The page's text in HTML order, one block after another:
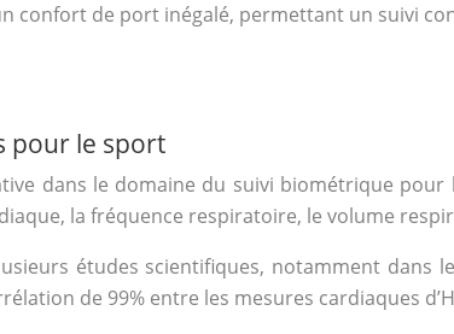
confort de port inégalé, permettant un suivi
pour le sport
dans le domaine du suivi biométrique
la fréquence respiratoire, le volume
études scientifiques, notamment dans
de 99% entre les mesures cardiaques